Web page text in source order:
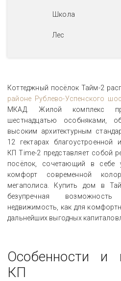
Школа
Лес
Коттеджный посёлок Тайм-2
районе Рублево-Успенского
МКАД. Жилой комплекс
шестнадцатью особняками,
высоким архитектурным
12 гектарах благоустроенной
КП Time-2 представляет собой
посёлок, сочетающий в себе
комфорт современной
мегаполиса. Купить дом в
безупречная
недвижимость, как для
дальнейших выгодных
Особенности и
КП